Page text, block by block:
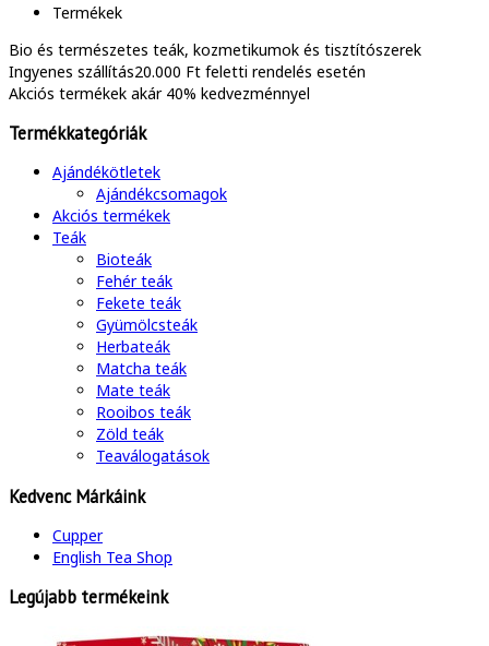
Termékek
Bio és természetes teák, kozmetikumok és tisztítószerek
Ingyenes szállítás20.000 Ft feletti rendelés esetén
Akciós termékek akár 40% kedvezménnyel
Termékkategóriák
Ajándékötletek
Ajándékcsomagok
Akciós termékek
Teák
Bioteák
Fehér teák
Fekete teák
Gyümölcsteák
Herbateák
Matcha teák
Mate teák
Rooibos teák
Zöld teák
Teaválogatások
Kedvenc Márkáink
Cupper
English Tea Shop
Legújabb termékeink